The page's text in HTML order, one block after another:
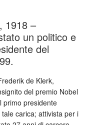
1918 –
un politico e
del
de Klerk,
del premio Nobel
primo presidente
carica; attivista per i